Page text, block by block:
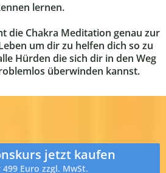
lernen.
die Chakra Meditation genau zur
um dir zu helfen dich so zu
Hürden die sich dir in den Weg
überwinden kannst.
jetzt kaufen
Euro zzgl. MwSt.